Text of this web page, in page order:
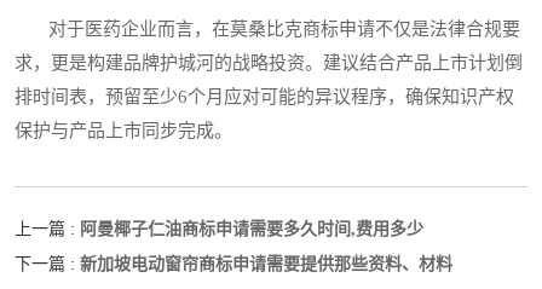
对于医药企业而言，在莫桑比克商标申请不仅是法律合规要
求，更是构建品牌护城河的战略投资。建议结合产品上市计划倒
排时间表，预留至少6个月应对可能的异议程序，确保知识产权
保护与产品上市同步完成。
上一篇 : 阿曼椰子仁油商标申请需要多久时间,费用多少
下一篇 : 新加坡电动窗帘商标申请需要提供那些资料、材料